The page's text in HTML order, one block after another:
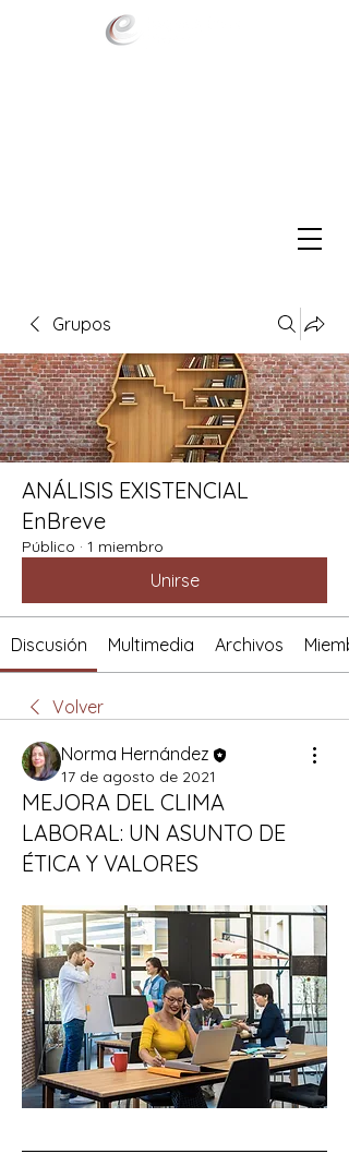
Grupos
ANÁLISIS EXISTENCIAL
EnBreve
Público · 1 miembro
Unirse
Discusión Multimedia Archivos
Volver
Norma Hernández
17 de agosto de 2021
MEJORA DEL CLIMA
LABORAL: UN ASUNTO DE
ÉTICA Y VALORES